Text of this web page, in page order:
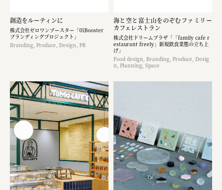
創造をルーティンに
株式会社ゼロワンブースター「01Booster
ブランディングプロジェクト」
Branding, Produce, Design, PR
海と空と富士山をのぞむファミリー
カフェレストラン
株式会社ドリームプラザ「「family cafe r
estaurant freely」新規飲食業態の立ち上
げ」
Food design, Branding, Produce, Desig
n, Planning, Space